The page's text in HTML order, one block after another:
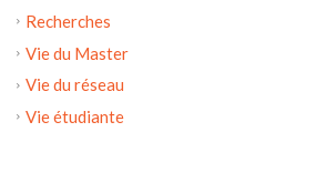
Recherches
Vie du Master
Vie du réseau
Vie étudiante